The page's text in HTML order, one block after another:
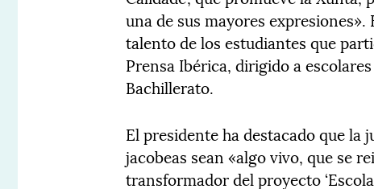
una de sus mayores
talento de los estudiantes que
Prensa Ibérica, dirigido a
Bachillerato.
El presidente ha destacado que
jacobeas sean «algo vivo, que se
transformador del proyecto